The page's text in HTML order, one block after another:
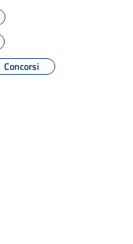
Concorsi